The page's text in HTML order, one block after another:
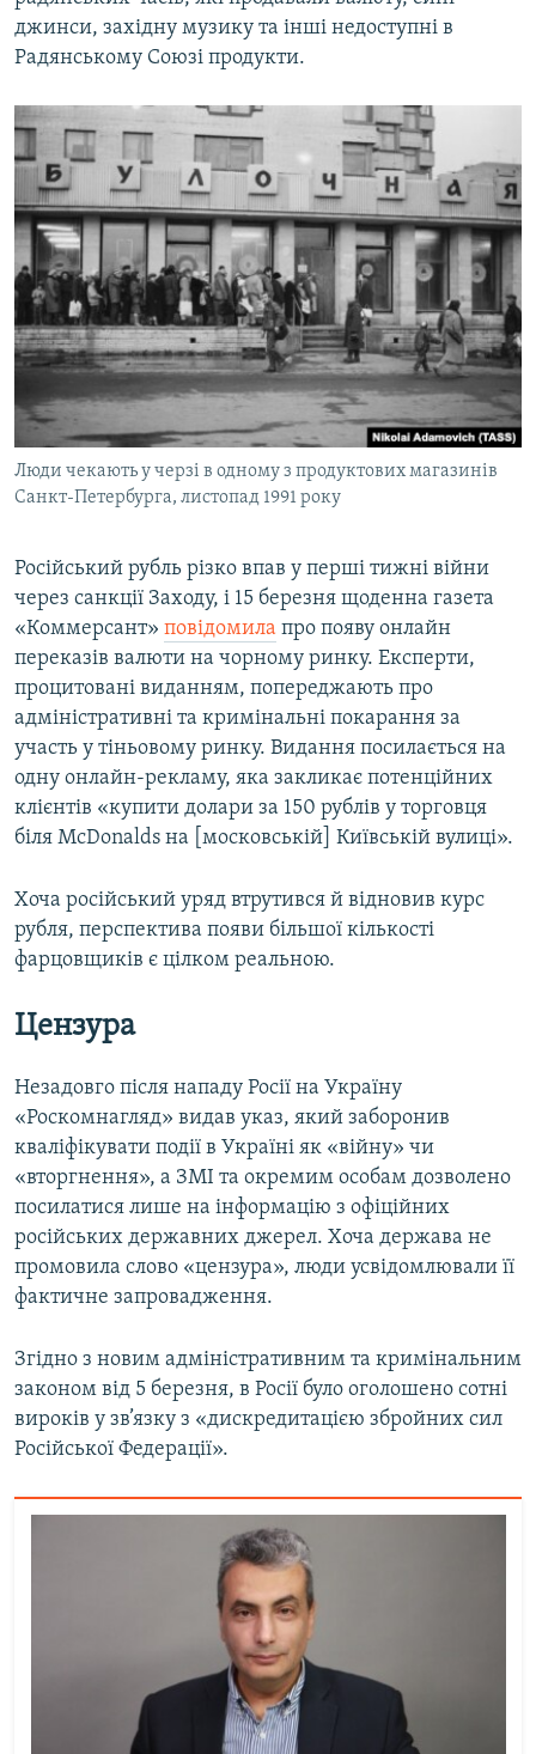
джинси, західну музику та інші недоступні в
Радянському Союзі продукти.
Люди чекають у черзі в одному з продуктових магазинів
Санкт-Петербурга, листопад 1991 року
Російський рубль різко впав у перші тижні війни
через санкції Заходу, і 15 березня щоденна газета
«Коммерсант» повідомила про появу онлайн
переказів валюти на чорному ринку. Експерти,
процитовані виданням, попереджають про
адміністративні та кримінальні покарання за
участь у тіньовому ринку. Видання посилається на
одну онлайн-рекламу, яка закликає потенційних
клієнтів «купити долари за 150 рублів у торговця
біля McDonalds на [московській] Київській вулиці».
Хоча російський уряд втрутився й відновив курс
рубля, перспектива появи більшої кількості
фарцовщиків є цілком реальною.
Цензура
Незадовго після нападу Росії на Україну
«Роскомнагляд» видав указ, який заборонив
кваліфікувати події в Україні як «війну» чи
«вторгнення», а ЗМІ та окремим особам дозволено
посилатися лише на інформацію з офіційних
російських державних джерел. Хоча держава не
промовила слово «цензура», люди усвідомлювали її
фактичне запровадження.
Згідно з новим адміністративним та кримінальним
законом від 5 березня, в Росії було оголошено сотні
вироків у зв’язку з «дискредитацією збройних сил
Російської Федерації».